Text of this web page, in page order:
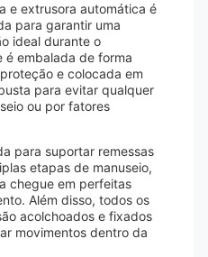
e extrusora automática é
para garantir uma
ideal durante o
é embalada de forma
e colocada em
para evitar qualquer
ou por fatores
para suportar remessas
etapas de manuseio,
chegue em perfeitas
Além disso, todos os
acolchoados e fixados
movimentos dentro da